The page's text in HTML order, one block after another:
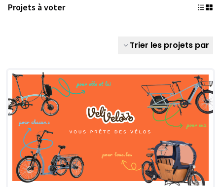
Projets à voter
Trier les projets par